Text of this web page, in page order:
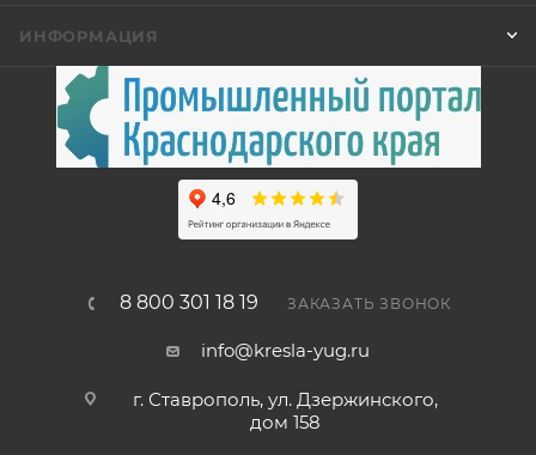
ИНФОРМАЦИЯ
8 800 301 18 19 ЗАКАЗАТЬ ЗВОНОК
info@kresla-yug.ru
г. Ставрополь​, ул. Дзержинского,
дом 158